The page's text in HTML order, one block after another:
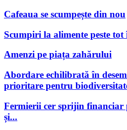
Cafeaua se scumpește din nou
Scumpiri la alimente peste tot
Amenzi pe piața zahărului
Abordare echilibrată în
prioritare pentru
Fermierii cer sprijin financiar
și...